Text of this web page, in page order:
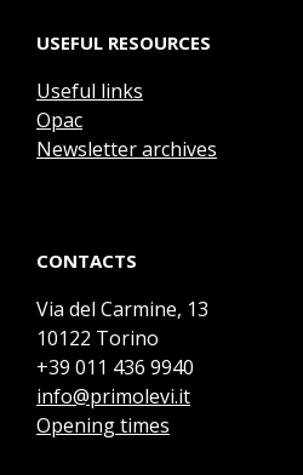
USEFUL RESOURCES
Useful links
Opac
Newsletter archives
CONTACTS
Via del Carmine, 13
10122 Torino
+39 011 436 9940
info@primolevi.it
Opening times